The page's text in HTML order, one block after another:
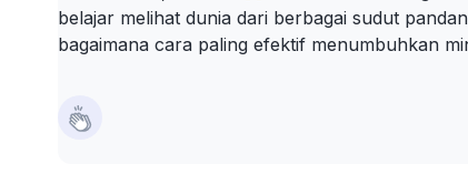
belajar melihat dunia dari berbagai sudut
bagaimana cara paling efektif menumbuhkan